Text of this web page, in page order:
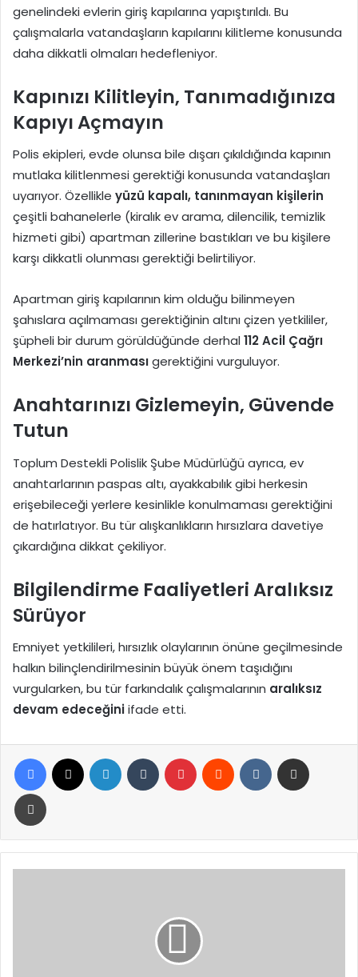
genelindeki evlerin giriş kapılarına yapıştırıldı. Bu
çalışmalarla vatandaşların kapılarını kilitleme konusunda
daha dikkatli olmaları hedefleniyor.
Kapınızı Kilitleyin, Tanımadığınıza
Kapıyı Açmayın
Polis ekipleri, evde olunsa bile dışarı çıkıldığında kapının
mutlaka kilitlenmesi gerektiği konusunda vatandaşları
uyarıyor. Özellikle yüzü kapalı, tanınmayan kişilerin
çeşitli bahanelerle (kiralık ev arama, dilencilik, temizlik
hizmeti gibi) apartman zillerine bastıkları ve bu kişilere
karşı dikkatli olunması gerektiği belirtiliyor.
Apartman giriş kapılarının kim olduğu bilinmeyen
şahıslara açılmaması gerektiğinin altını çizen yetkililer,
şüpheli bir durum görüldüğünde derhal112 Acil Çağrı
Merkezi’nin aranmasıgerektiğini vurguluyor.
Anahtarınızı Gizlemeyin, Güvende
Tutun
Toplum Destekli Polislik Şube Müdürlüğü ayrıca, ev
anahtarlarının paspas altı, ayakkabılık gibi herkesin
erişebileceği yerlere kesinlikle konulmaması gerektiğini
de hatırlatıyor. Bu tür alışkanlıkların hırsızlara davetiye
çıkardığına dikkat çekiliyor.
Bilgilendirme Faaliyetleri Aralıksız
Sürüyor
Emniyet yetkilileri, hırsızlık olaylarının önüne geçilmesinde
halkın bilinçlendirilmesinin büyük önem taşıdığını
vurgularken, bu tür farkındalık çalışmalarının aralıksız
devam edeceğiniifade etti.
Facebook LinkedIn Tumblr Pinterest Reddit VKontakte
Yazdır